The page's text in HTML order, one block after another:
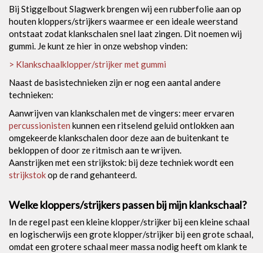
Bij Stiggelbout Slagwerk brengen wij een rubberfolie aan op
houten kloppers/strijkers waarmee er een ideale weerstand
ontstaat zodat klankschalen snel laat zingen. Dit noemen wij
gummi. Je kunt ze hier in onze webshop vinden:
> Klankschaalklopper/strijker met gummi
Naast de basistechnieken zijn er nog een aantal andere
technieken:
Aanwrijven van klankschalen met de vingers: meer ervaren
percussionisten kunnen een ritselend geluid ontlokken aan
omgekeerde klankschalen door deze aan de buitenkant te
bekloppen of door ze ritmisch aan te wrijven.
Aanstrijken met een strijkstok: bij deze techniek wordt een
strijkstokop de rand gehanteerd.
Welke kloppers/strijkers passen bij mijn klankschaal?
In de regel past een kleine klopper/strijker bij een kleine schaal
en logischerwijs een grote klopper/strijker bij een grote schaal,
omdat een grotere schaal meer massa nodig heeft om klank te